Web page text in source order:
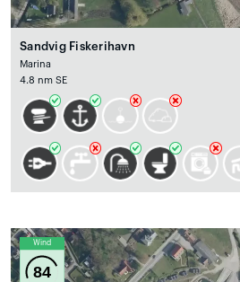
Sandvig Fiskerihavn
Marina
4.8 nm SE
Wind
84